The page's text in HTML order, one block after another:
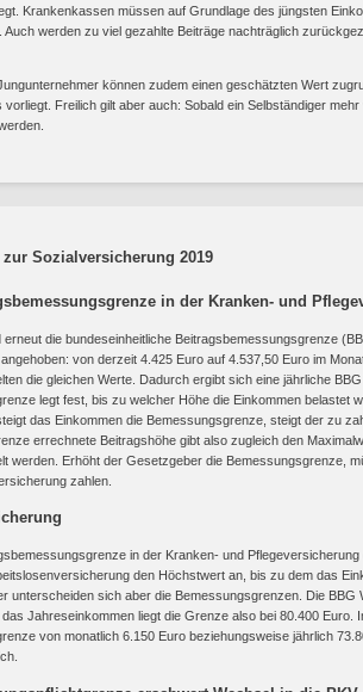
Krankenkassen müssen auf Grundlage des jüngsten
Auch werden zu viel gezahlte Beiträge nachträglich
können zudem einen geschätzten Wert
vorliegt. Freilich gilt aber auch: Sobald ein Selbständiger
zur Sozialversicherung 2019
in der Kranken- und
die bundeseinheitliche Beitragsbemessungsgrenze
von derzeit 4.425 Euro auf 4.537,50 Euro im
die gleichen Werte. Dadurch ergibt sich eine jährliche
legt fest, bis zu welcher Höhe die Einkommen belastet
das Einkommen die Bemessungsgrenze, steigt der zu
errechnete Beitragshöhe gibt also zugleich den
werden. Erhöht der Gesetzgeber die Bemessungsgrenze,
zahlen.
in der Kranken- und
den Höchstwert an, bis zu dem das
unterscheiden sich aber die Bemessungsgrenzen. Die BBG
Jahreseinkommen liegt die Grenze also bei 80.400 Euro.
von monatlich 6.150 Euro beziehungsweise jährlich